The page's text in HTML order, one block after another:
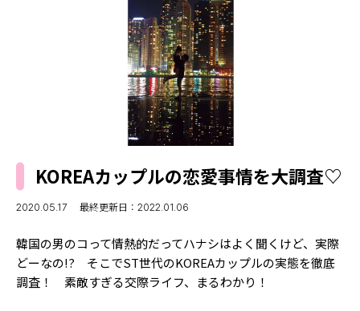
ビューティニュース
トレンドメイク
ヘアアレンジ・ヘアケア
スクールニュース
学校ヘアメイク
勉強・受験・進路
ENTERTAINMENT
エンタメニュース
ライフスタイルニュース
JKランキング・アワード
モデルの購入品
おでかけ
MODELS
MODEL'S BLOG
TikTok
Instagram
KOREAカップルの恋愛事情を大調査♡
2020.05.17 最終更新日：2022.01.06
韓国の男のコって情熱的だってハナシはよく聞くけど、実際
どーなの!? そこでST世代のKOREAカップルの実態を徹底
調査！ 素敵すぎる交際ライフ、まるわかり！